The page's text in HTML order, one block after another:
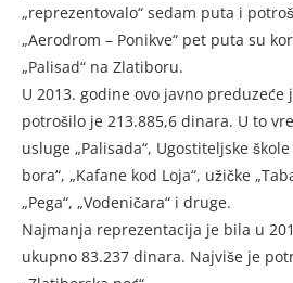
„reprezentovalo“ sedam puta i
„Aerodrom – Ponikve“ pet puta su
„Palisad“ na Zlatiboru.
U 2013. godine ovo javno
potrošilo je 213.885,6 dinara. U to
usluge „Palisada“, Ugostiteljske
bora“, „Kafane kod Loja“, užičke
„Pega“, „Vodeničara“ i druge.
Najmanja reprezentacija je bila u
ukupno 83.237 dinara. Najviše je